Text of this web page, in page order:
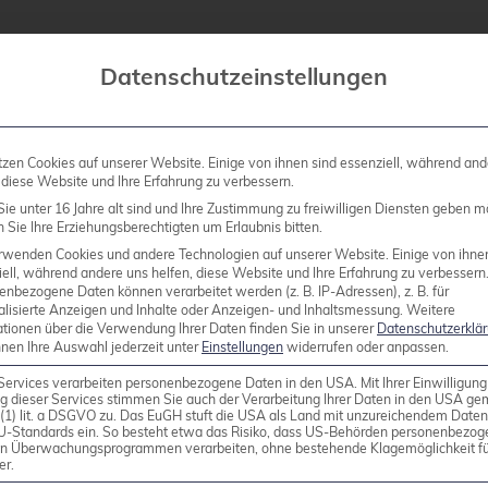
WKD bereits. Auch wir möchten mit
Desktop-Clients wie Thunderbird erfolgt der
demnach eine höhere Sicherheit gegenüber
wurden. Für hohe Sicherheitsanforderungen gilt
Trust .
können Schlüssel automatisch über
Datenschutzeinstellungen
Cookies auf unserer Website. Einige von ihnen sind essenziell, während
Website und Ihre Erfahrung zu verbessern.
unter 16 Jahre alt sind und Ihre Zustimmung zu freiwilligen Diensten geben
Sie Ihre Erziehungsberechtigten um Erlaubnis bitten.
Cookies und andere Technologien auf unserer Website. Einige von
während andere uns helfen, diese Website und Ihre Erfahrung zu verbessern.
Daten können verarbeitet werden (z. B. IP-Adressen), z. B. für
Anzeigen und Inhalte oder Anzeigen- und Inhaltsmessung. Weitere
über die Verwendung Ihrer Daten finden Sie in unserer
Ihre Auswahl jederzeit unter Einstellungen widerrufen oder anpassen.
verarbeiten personenbezogene Daten in den USA. Mit Ihrer
dieser Services stimmen Sie auch der Verarbeitung Ihrer Daten in den USA
lit. a DSGVO zu. Das EuGH stuft die USA als Land mit unzureichendem
Standards ein. So besteht etwa das Risiko, dass US-Behörden
Überwachungsprogrammen verarbeiten, ohne bestehende Klagemöglichkeit